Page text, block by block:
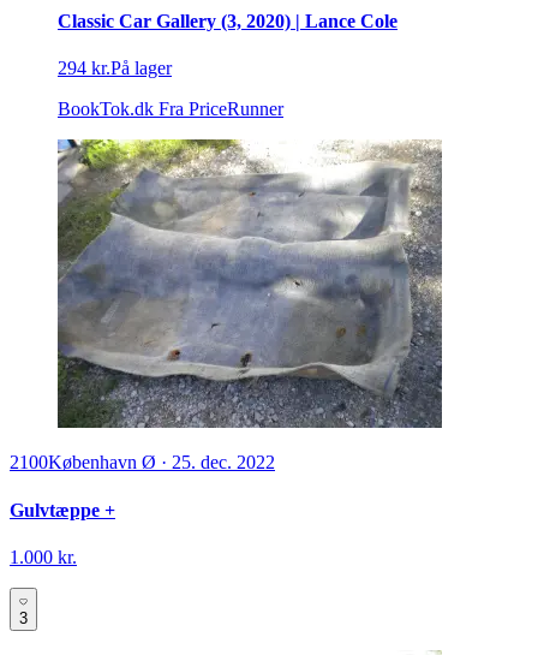
Classic Car Gallery (3, 2020) | Lance Cole
294 kr.På lager
BookTok.dk Fra PriceRunner
2100København Ø · 25. dec. 2022
Gulvtæppe +
1.000 kr.
3